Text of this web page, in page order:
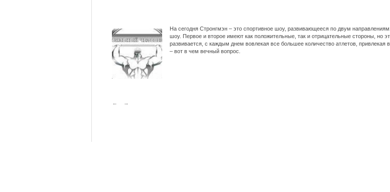
На сегодня Стронгмэн – это спортивное шоу, развивающееся по двум
шоу. Первое и второе имеют как положительные, так и отрицательные стороны, но
развивается, с каждым днем вовлекая все большее количество атлетов,
– вот в чем вечный вопрос.
← →